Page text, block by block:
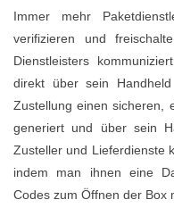
Immer mehr
verifizieren und
Dienstleisters
direkt über sein
Zustellung einen sicheren,
generiert und über sein
Zusteller und Lieferdienste
indem man ihnen eine
Codes zum Öffnen der Box